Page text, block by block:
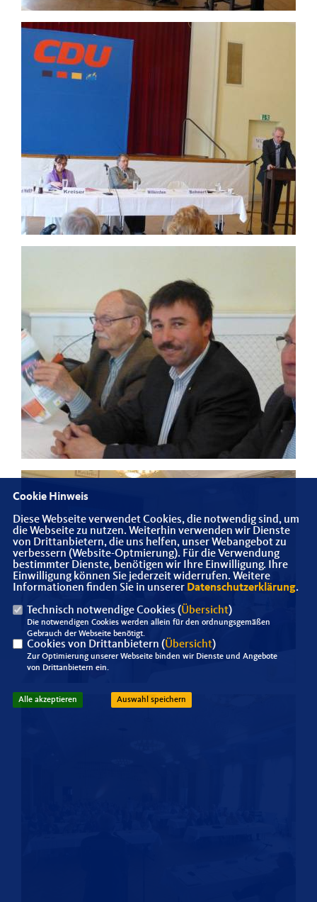
Cookie Hinweis
Diese Webseite verwendet Cookies, die notwendig sind, um
die Webseite zu nutzen. Weiterhin verwenden wir Dienste
von Drittanbietern, die uns helfen, unser Webangebot zu
verbessern (Website-Optmierung). Für die Verwendung
bestimmter Dienste, benötigen wir Ihre Einwilligung. Ihre
Einwilligung können Sie jederzeit widerrufen. Weitere
Informationen finden Sie in unserer Datenschutzerklärung.
Technisch notwendige Cookies (Übersicht)
Die notwendigen Cookies werden allein für den ordnungsgemäßen
Gebrauch der Webseite benötigt.
Cookies von Drittanbietern (Übersicht)
Zur Optimierung unserer Webseite binden wir Dienste und Angebote
von Drittanbietern ein.
Alle akzeptieren Auswahl speichern